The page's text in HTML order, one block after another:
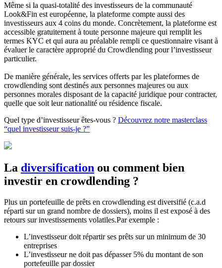
Même si la quasi-totalité des investisseurs de la communauté
Look&Fin est européenne, la plateforme compte aussi des
investisseurs aux 4 coins du monde. Concrètement, la plateforme est
accessible gratuitement à toute personne majeure qui remplit les
termes KYC et qui aura au préalable rempli ce questionnaire visant à
évaluer le caractère approprié du Crowdlending pour l’investisseur
particulier.
De manière générale, les services offerts par les plateformes de
crowdlending sont destinés aux personnes majeures ou aux
personnes morales disposant de la capacité juridique pour contracter,
quelle que soit leur nationalité ou résidence fiscale.
Quel type d’investisseur êtes-vous ? Découvrez notre masterclass
“quel investisseur suis-je ?”
La diversification ou comment bien
investir en crowdlending ?
Plus un portefeuille de prêts en crowdlending est diversifié (c.a.d
réparti sur un grand nombre de dossiers), moins il est exposé à des
retours sur investissements volatiles.Par exemple :
L’investisseur doit répartir ses prêts sur un minimum de 30
entreprises
L’investisseur ne doit pas dépasser 5% du montant de son
portefeuille par dossier